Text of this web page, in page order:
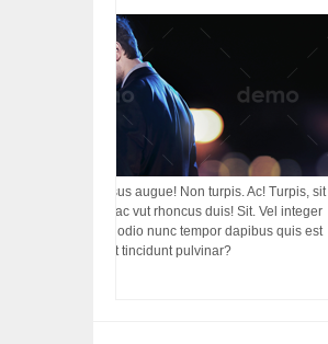
integer! Risus augue! Non turpis. Ac! Turpis, sit
rhoncus porttitor ac vut rhoncus duis! Sit. Vel integer
ut diam porttitor odio nunc tempor dapibus quis est
dictumst, vel amet tincidunt pulvinar?